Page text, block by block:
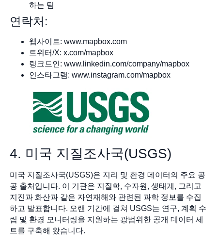
하는 팀
연락처:
웹사이트: www.mapbox.com
트위터/X: x.com/mapbox
링크드인: www.linkedin.com/company/mapbox
인스타그램: www.instagram.com/mapbox
4. 미국 지질조사국(USGS)
미국 지질조사국(USGS)은 지리 및 환경 데이터의 주요 공
공 출처입니다. 이 기관은 지질학, 수자원, 생태계, 그리고
지진과 화산과 같은 자연재해와 관련된 과학 정보를 수집
하고 발표합니다. 오랜 기간에 걸쳐 USGS는 연구, 계획 수
립 및 환경 모니터링을 지원하는 광범위한 공개 데이터 세
트를 구축해 왔습니다.